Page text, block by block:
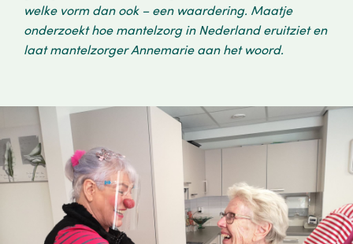
welke vorm dan ook – een waardering. Maatje
onderzoekt hoe mantelzorg in Nederland eruitziet en
laat mantelzorger Annemarie aan het woord.